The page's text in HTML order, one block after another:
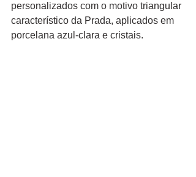
personalizados com o motivo triangular
característico da Prada, aplicados em
porcelana azul-clara e cristais.